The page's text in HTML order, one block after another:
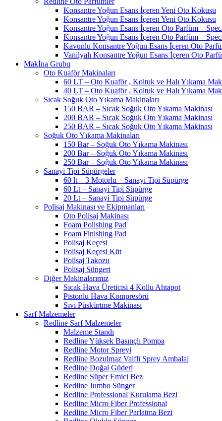
Konsantre Yoğun Esans İçeren Yeni Oto Kokusu
Konsantre Yoğun Esans İçeren Yeni Oto Kokusu
Konsantre Yoğun Esans İçeren Oto Parfüm –
Konsantre Yoğun Esans İçeren Oto Parfüm –
Kavunlu Konsantre Yoğun Esans İçeren Oto
Vanilyalı Konsantre Yoğun Esans İçeren Oto
Makİna Grubu
Oto Kuaför Makinaları
60 LT – Oto Kuaför , Koltuk ve Halı Yıkama
40 LT – Oto Kuaför , Koltuk ve Halı Yıkama
Sıcak Soğuk Oto Yıkama Makinaları
150 BAR – Sıcak Soğuk Oto Yıkama Makinası
200 BAR – Sıcak Soğuk Oto Yıkama Makinası
250 BAR – Sıcak Soğuk Oto Yıkama Makinası
Soğuk Oto Yıkama Makinaları
150 Bar – Soğuk Oto Yıkama Makinası
200 Bar – Soğuk Oto Yıkama Makinası
250 Bar – Soğuk Oto Yıkama Makinası
Sanayi Tipi Süpürgeler
60 lt – 3 Motorlu – Sanayi Tipi Süpürge
60 Lt – Sanayi Tipi Süpürge
20 Lt – Sanayi Tipi Süpürge
Polisaj Makinası ve Ekipmanları
Oto Polisaj Makinası
Foam Polishing Pad
Foam Finishing Pad
Polisaj Keçesi
Polisaj Keçesi Küt
Polisaj Takozu
Polisaj Süngeri
Diğer Makinalarımız
Sıcak Hava Üreticisi 4 Kollu Ahtapot
Pistonlu Hava Kompresörü
Sıvı Püskürtme Makinası
Sarf Malzemeler
Redline Sarf Malzemeler
Malzeme Standı
Redline Yüksek Basınçlı Pompa
Redline Motor Spreyi
Redline Bozulmaz Valfli Sprey Ambalaj
Redline Doğal Güderi
Redline Süper Emici Bez
Redline Jumbo Sünger
Redline Professional Kurulama Bezi
Redline Micro Fiber Professional
Redline Micro Fiber Parlatma Bezi